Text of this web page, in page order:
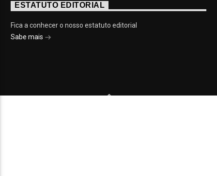
ESTATUTO EDITORIAL
Fica a conhecer o nosso estatuto editorial
Sabe mais